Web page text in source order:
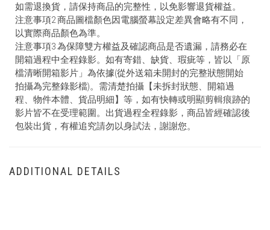
如需退換貨，請保持商品的完整性，以免影響退貨權益。
注意事項2 商品圖檔顏色因電腦螢幕設定差異會略有不同，
以實際商品顏色為準。
注意事項3 為保障雙方權益及確認商品是否遺漏，請務必在
開箱過程中全程錄影。如有寄錯、缺貨、瑕疵等，皆以「原
檔清晰開箱影片」為依據(從外送箱未開封的完整狀態開始
拍攝為完整錄影檔)。需清楚拍攝【未拆封狀態、開箱過
程、物件本體、貨品明細】等，如有快轉或明顯剪輯痕跡的
影片皆不在受理範圍。出貨過程全程錄影，商品皆經確認後
包裝出貨，有權追究請勿以身試法，謝謝您。
ADDITIONAL DETAILS